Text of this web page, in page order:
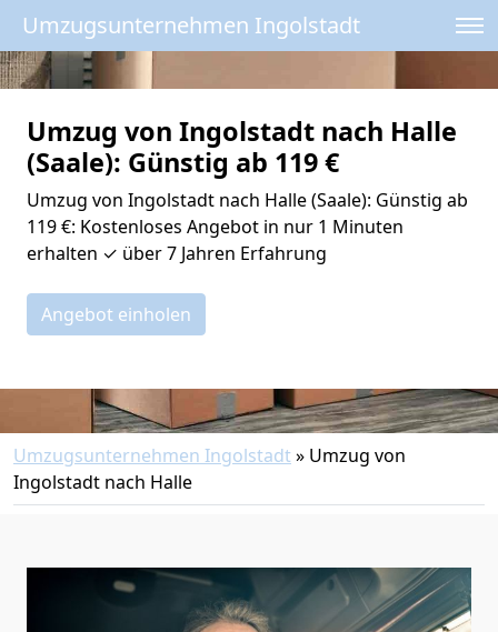
Umzugsunternehmen Ingolstadt
Umzug von Ingolstadt nach Halle
(Saale): Günstig ab 119 €
Umzug von Ingolstadt nach Halle (Saale): Günstig ab
119 €: Kostenloses Angebot in nur 1 Minuten
erhalten ✓ über 7 Jahren Erfahrung
Angebot einholen
Umzugsunternehmen Ingolstadt» Umzug von
Ingolstadt nach Halle